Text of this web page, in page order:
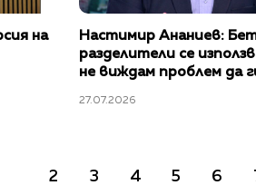
на
Настимир Ананиев:
разделители се
не виждам проблем да
27.07.2026
2 3 4 5 6